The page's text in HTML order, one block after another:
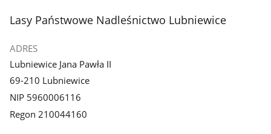
stopka
Lasy Państwowe Nadleśnictwo Lubniewice
ADRES
Lubniewice Jana Pawła II
69-210 Lubniewice
NIP 5960006116
Regon 210044160